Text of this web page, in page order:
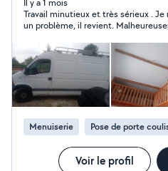
Il y a 1 mois
Travail minutieux et très sérieux . Je recommande car si il y a
un problème, il revient.
l’intelligence de filmer. Ce qui est
le fait qu’il se doutait il réparait
Menuiserie Pose de porte
Voir le profil